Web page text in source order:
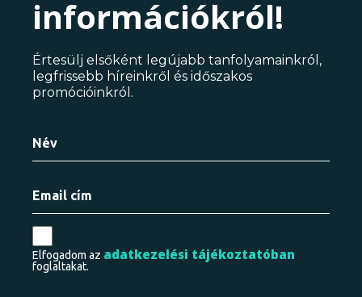
információkról!
Értesülj elsőként legújabb tanfolyamainkról,
legfrissebb híreinkről és időszakos
promócióinkról.
Elfogadom az adatkezelési tájékoztatóban
foglaltakat.